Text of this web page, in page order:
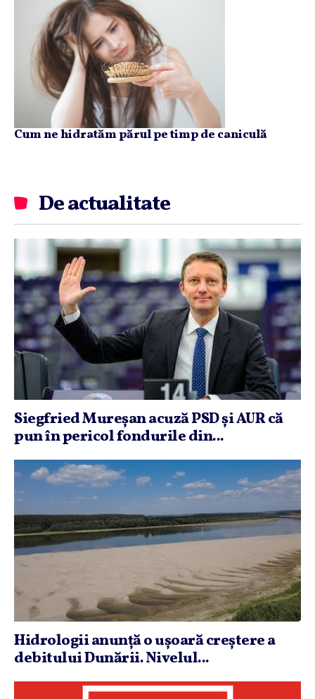
Cum ne hidratăm părul pe timp de caniculă
De actualitate
Siegfried Mureşan acuză PSD şi AUR că
pun în pericol fondurile din...
Hidrologii anunţă o uşoară creştere a
debitului Dunării. Nivelul...